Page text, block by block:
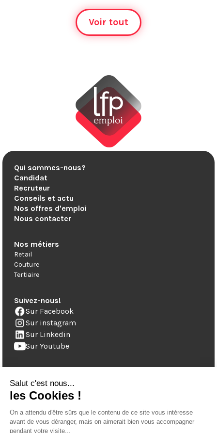
Voir tout
Qui sommes-nous?
Candidat
Recruteur
Conseils et actu
Nos offres d'emploi
Nous contacter
Nos métiers
Retail
Couture
Tertiaire
Suivez-nous!
Sur Facebook
Sur instagram
Sur Linkedin
Sur Youtube
Restez informé des dernières actualités, tendances et
conseils en vous inscrivant à notre newsletter.